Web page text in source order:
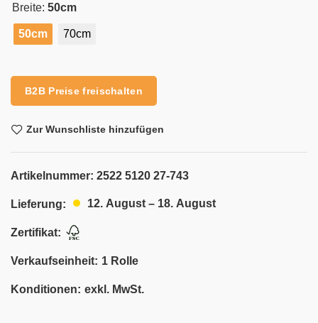
Breite: 50cm
50cm 70cm
B2B Preise freischalten
Zur Wunschliste hinzufügen
Artikelnummer: 2522 5120 27-743
Lieferung: 12. August – 18. August
Zertifikat:
Verkaufseinheit: 1 Rolle
Konditionen: exkl. MwSt.